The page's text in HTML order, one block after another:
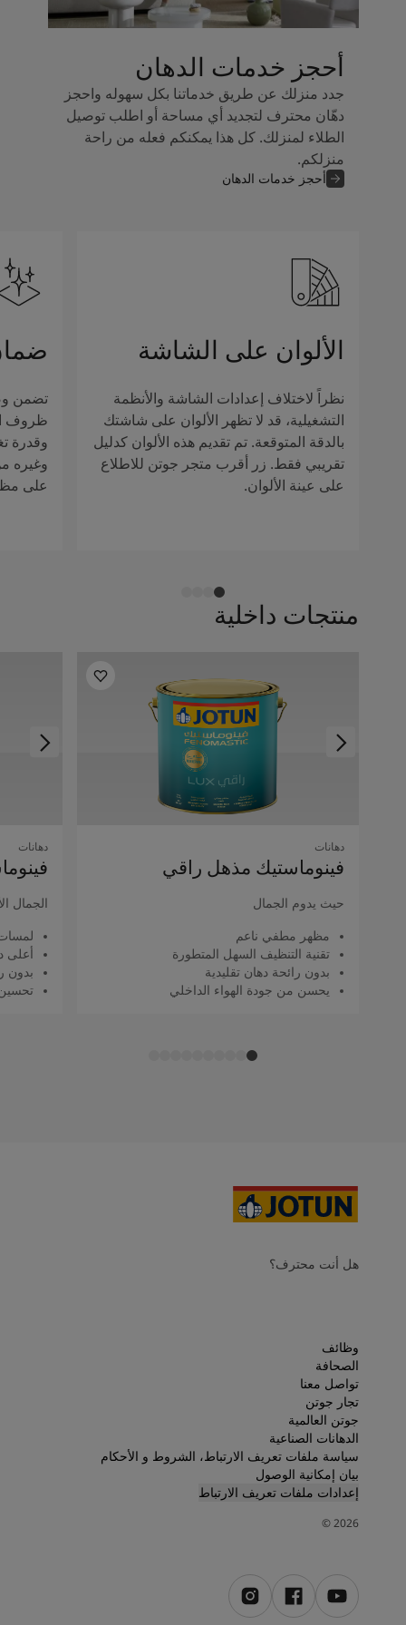
أحجز خدمات الدهان
جدد منزلك عن طريق خدماتنا بكل سهوله واحجز
دهّان محترف لتجديد أي مساحة أو اطلب توصيل
الطلاء لمنزلك. كل هذا يمكنكم فعله من راحة
منزلكم.
أحجز خدمات الدهان
الألوان على الشاشة
نظراً لاختلاف إعدادات الشاشة والأنظمة
التشغيلية، قد لا تظهر الألوان على شاشتك
بالدقة المتوقعة. تم تقديم هذه الألوان كدليل
تقريبي فقط. زر أقرب متجر جوتن للاطلاع
على عينة الألوان.
تضمن
ظروف
وقدرة
وغيره
على
منتجات داخلية
دهانات
فينوماستيك مذهل راقي
حيث يدوم الجمال
مظهر مطفي ناعم
تقنية التنظيف السهل المتطورة
بدون رائحة دهان تقليدية
يحسن من جودة الهواء الداخلي
دهانات
الجمال
أعلى
بدون
هل أنت محترف؟
وظائف
الصحافة
تواصل معنا
تجار جوتن
جوتن العالمية
الدهانات الصناعية
سياسة ملفات تعريف الارتباط، الشروط و الأحكام
بيان إمكانية الوصول
إعدادات ملفات تعريف الارتباط
2026
©